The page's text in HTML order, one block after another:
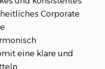
Corporate
eine klare und